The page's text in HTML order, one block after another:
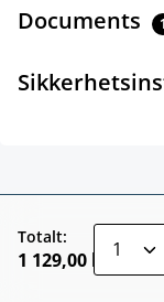
Documents 1
Totalt:
1 129,00 kr